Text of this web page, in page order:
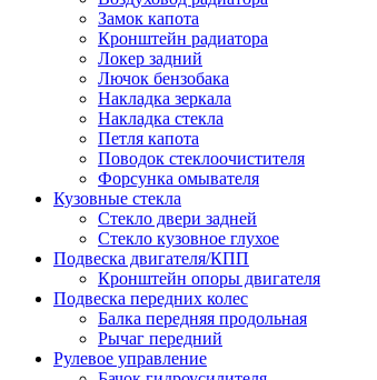
Замок капота
Кронштейн радиатора
Локер задний
Лючок бензобака
Накладка зеркала
Накладка стекла
Петля капота
Поводок стеклоочистителя
Форсунка омывателя
Кузовные стекла
Стекло двери задней
Стекло кузовное глухое
Подвеска двигателя/КПП
Кронштейн опоры двигателя
Подвеска передних колес
Балка передняя продольная
Рычаг передний
Рулевое управление